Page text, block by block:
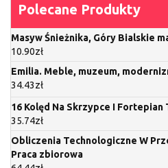
Polecane Produkty
Masyw Śnieżnika, Góry Bialskie
10.90zł
Emilia. Meble, muzeum,
34.43zł
16 Kolęd Na Skrzypce I Fortepian
35.74zł
Obliczenia Technologiczne W
Praca zbiorowa